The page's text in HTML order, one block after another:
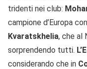
tridenti nei club:
campione d’Europa
Kvaratskhelia, che al
sorprendendo tutti.
considerando che in